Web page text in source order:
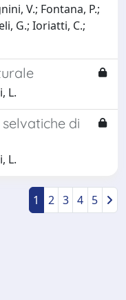
V.; Fontana, P.;
G.; Ioriatti, C.;
L.
di
L.
1 2 3 4 5